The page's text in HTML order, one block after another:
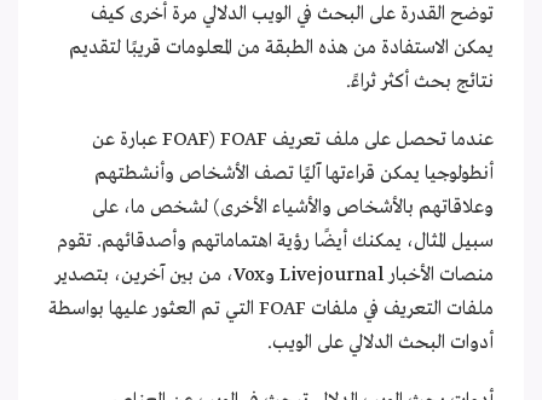
توضح القدرة على البحث في الويب الدلالي مرة أخرى كيف
يمكن الاستفادة من هذه الطبقة من المعلومات قريبًا لتقديم
نتائج بحث أكثر ثراءً.
عندما تحصل على ملف تعريف FOAF (FOAF عبارة عن
أنطولوجيا يمكن قراءتها آليًا تصف الأشخاص وأنشطتهم
وعلاقاتهم بالأشخاص والأشياء الأخرى) لشخص ما، على
سبيل المثال، يمكنك أيضًا رؤية اهتماماتهم وأصدقائهم. تقوم
منصات الأخبار Livejournal وVox، من بين آخرين، بتصدير
ملفات التعريف في ملفات FOAF التي تم العثور عليها بواسطة
أدوات البحث الدلالي على الويب.